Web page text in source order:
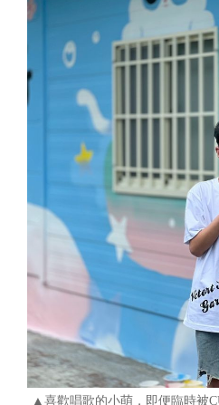
▲喜歡唱歌的小萌，即便臨時被